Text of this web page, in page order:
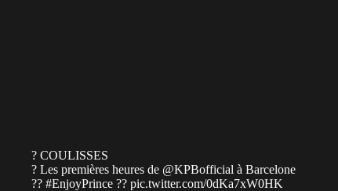
? COULISSES
? Les premières heures de @KPBofficial à Barcelone
?? #EnjoyPrince ?? pic.twitter.com/0dKa7xW0HK